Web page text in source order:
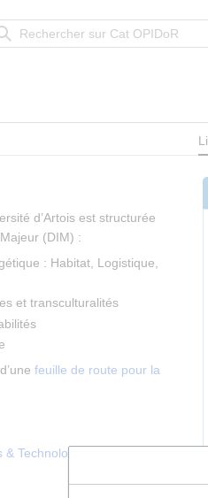
d’Artois est structurée
(DIM) :
: Habitat, Logistique,
et transculturalités
feuille de route pour la
& Technologies